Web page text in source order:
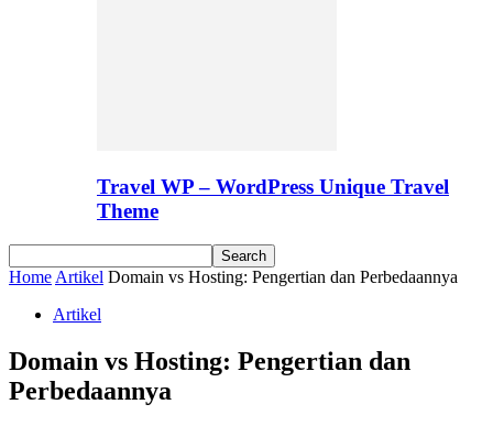
Travel WP – WordPress Unique Travel
Theme
Home Artikel Domain vs Hosting: Pengertian dan Perbedaannya
Artikel
Domain vs Hosting: Pengertian dan
Perbedaannya